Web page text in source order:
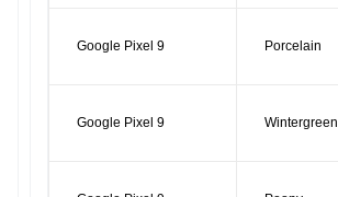
Google Pixel 9 Porcelain
Google Pixel 9 Wintergreen